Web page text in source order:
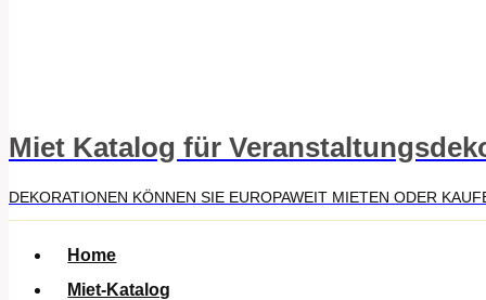
Miet Katalog für
DEKORATIONEN KÖNNEN SIE EUROPAWEIT MIETEN ODER
Home
Miet-Katalog